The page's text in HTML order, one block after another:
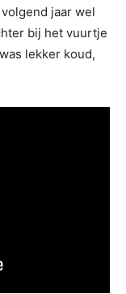
jaar wel
bij het vuurtje
lekker koud,